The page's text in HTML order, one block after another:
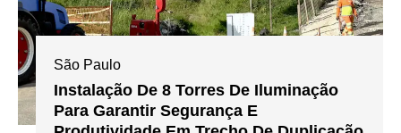
São Paulo
Instalação De 8 Torres De Iluminação
Para Garantir Segurança E